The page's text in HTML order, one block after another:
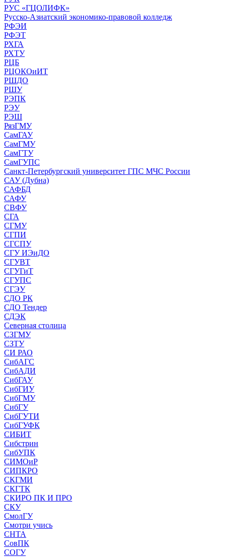
РУС «ГЦОЛИФК»
Русско-Азиатский экономико-правовой колледж
РФЭИ
РФЭТ
РХГА
РХТУ
РЦБ
РЦОКОиИТ
РШДО
РШУ
РЭПК
РЭУ
РЭШ
РязГМУ
СамГАУ
СамГМУ
СамГТУ
СамГУПС
Санкт-Петербургский университет ГПС МЧС России
САУ (Дубна)
САФБД
САФУ
СВФУ
СГА
СГМУ
СГПИ
СГСПУ
СГУ ИЭиДО
СГУВТ
СГУГиТ
СГУПС
СГЭУ
СДО РК
СДО Тендер
СДЭК
Северная столица
СЗГМУ
СЗТУ
СИ РАО
СибАГС
СибАДИ
СибГАУ
СибГИУ
СибГМУ
СибГУ
СибГУТИ
СибГУФК
СИБИТ
Сибстрин
СибУПК
СИМОиР
СИПКРО
СКГМИ
СКГТК
СКИРО ПК И ПРО
СКУ
СмолГУ
Смотри учись
СНТА
СовПК
СОГУ